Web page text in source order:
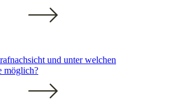
und unter welchen
möglich?